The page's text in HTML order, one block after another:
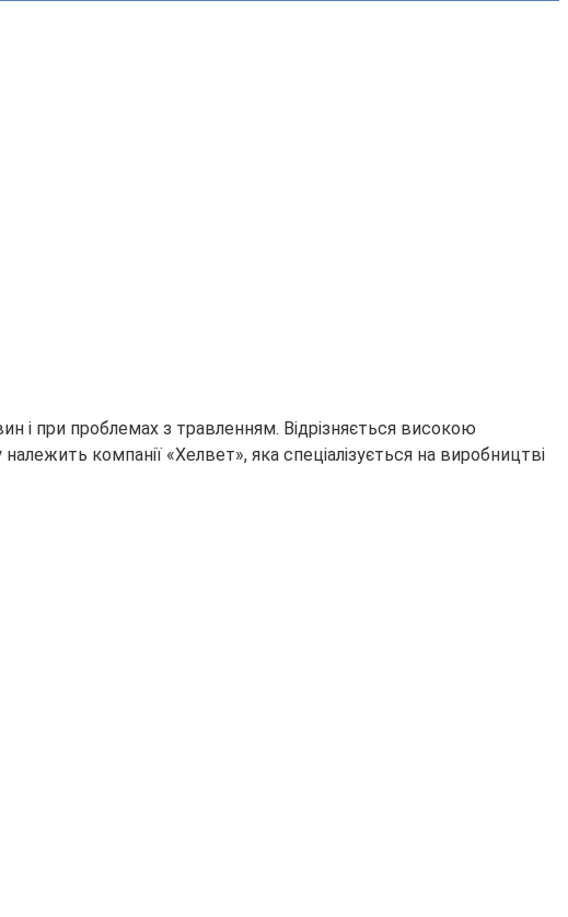
і при проблемах з травленням. Відрізняється високою
належить компанії «Хелвет», яка спеціалізується на виробництві